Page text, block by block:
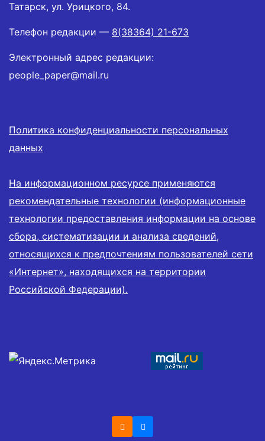
Татарск, ул. Урицкого, 84.
Телефон редакции — 8(38364) 21-673
Электронный адрес редакции:
people_paper@mail.ru
Политика конфиденциальности персональных
данных
На информационном ресурсе применяются
рекомендательные технологии (информационные
технологии предоставления информации на основе
сбора, систематизации и анализа сведений,
относящихся к предпочтениям пользователей сети
«Интернет», находящихся на территории
Российской Федерации).